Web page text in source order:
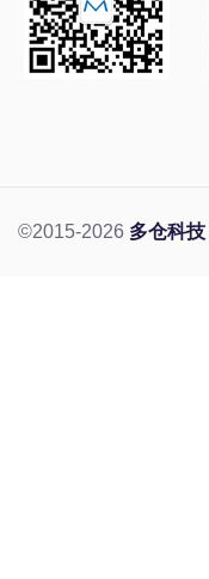
©2015-2026 多仓科技